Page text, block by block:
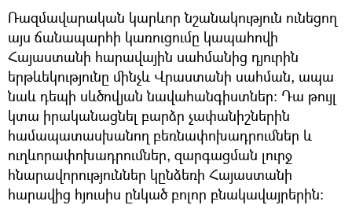
Ռազմավարական կարևոր նշանակություն ունեցող
այս ճանապարհի կառուցումը կապահովի
Հայաստանի հարավային սահմանից դյուրին
երթևեկությունը մինչև Վրաստանի սահման, ապա
նաև դեպի սևծովյան նավահանգիստներ։ Դա թույլ
կտա իրականացնել բարձր չափանիշներին
համապատասխանող բեռնափոխադրումներ և
ուղևորափոխադրումներ, զարգացման լուրջ
հնարավորություններ կընձեռի Հայաստանի
հարավից հյուսիս ընկած բոլոր բնակավայրերին: